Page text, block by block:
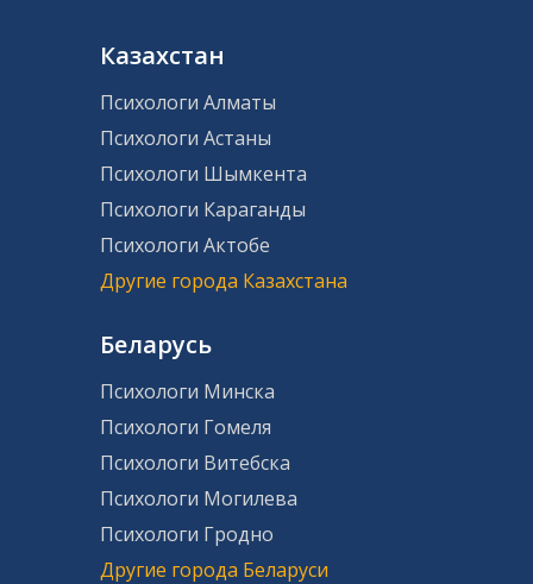
Казахстан
Психологи Алматы
Психологи Астаны
Психологи Шымкента
Психологи Караганды
Психологи Актобе
Другие города Казахстана
Беларусь
Психологи Минска
Психологи Гомеля
Психологи Витебска
Психологи Могилева
Психологи Гродно
Другие города Беларуси